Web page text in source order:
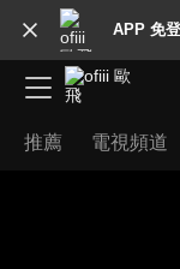
APP 免
推薦 電視頻道